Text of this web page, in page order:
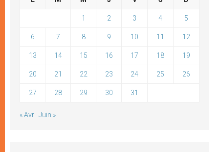
1 2 3 4 5
6 7 8 9 10 11 12
13 14 15 16 17 18 19
20 21 22 23 24 25 26
27 28 29 30 31
« Avr Juin »